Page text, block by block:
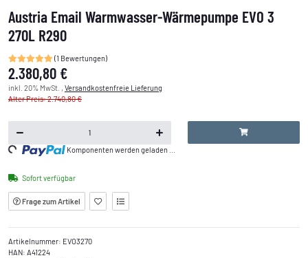
Austria Email Warmwasser-Wärmepumpe EVO 3
270L R290
(1 Bewertungen)
2.380,80 €
inkl. 20% MwSt. , Versandkostenfreie Lieferung
Alter Preis: 2.740,80 €
Komponenten werden geladen ...
Sofort verfügbar
Frage zum Artikel
Artikelnummer: EVO3270
HAN: A41224